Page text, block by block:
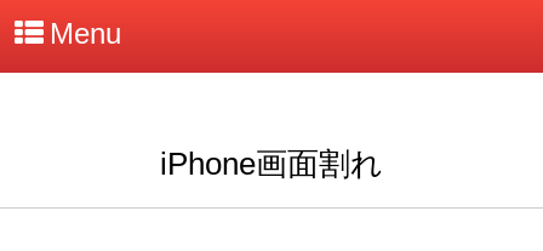
Menu
iPhone画面割れ